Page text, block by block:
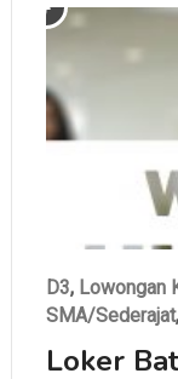
D3, Lowongan
SMA/Sederajat,
Loker